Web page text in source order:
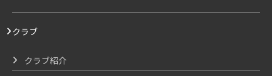
クラブ
クラブ紹介